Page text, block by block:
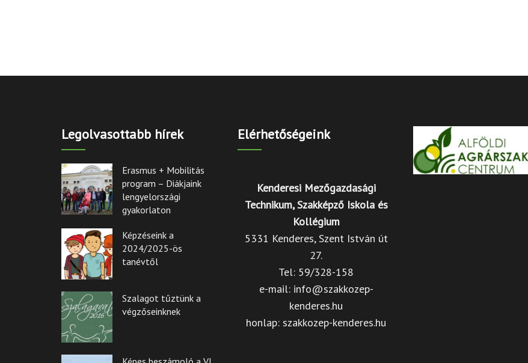
Legolvasottabb hírek
Erasmus + Mobilitás
program – Diákjaink
lengyelországi
gyakorlaton
Képzéseink a
2024/2025-ös
tanévtől
Szalagot tűztünk a
végzőseinknek
Elérhetőségeink
Kenderesi Mezőgazdasági
Technikum, Szakképző Iskola és
Kollégium
5331 Kenderes, Szent István út
27.
Tel: 59/328-158
e-mail: info@szakkozep-
kenderes.hu
honlap: szakkozep-kenderes.hu